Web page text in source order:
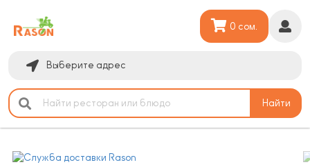
Найти
Выберите адрес
0 сом.